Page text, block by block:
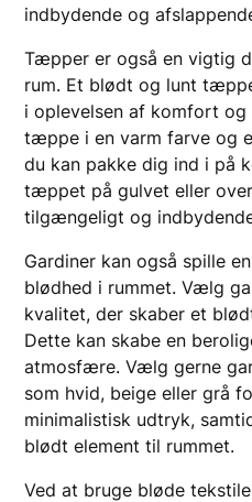
indbydende og
Tæpper er også en vigtig
rum. Et blødt og lunt
i oplevelsen af komfort
tæppe i en varm farve og
du kan pakke dig ind i på
tæppet på gulvet eller
tilgængeligt og
Gardiner kan også spille
blødhed i rummet. Vælg
kvalitet, der skaber et
Dette kan skabe en
atmosfære. Vælg gerne
som hvid, beige eller grå
minimalistisk udtryk,
blødt element til rummet.
Ved at bruge bløde